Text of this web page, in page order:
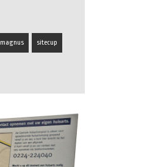
magnus sitecup